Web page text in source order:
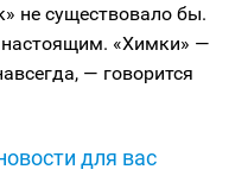
не существовало бы.
«Химки» —
— говорится
для вас